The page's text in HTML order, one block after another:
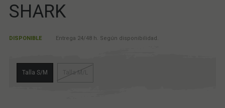
SHARK
DISPONIBLE Entrega 24/48 h. Según disponibilidad.
Talla S/M Talla M/L